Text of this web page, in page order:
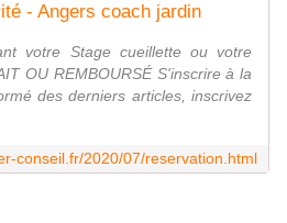
- Angers coach jardin
votre Stage cueillette ou votre
OU REMBOURSÉ S'inscrire à la
des derniers articles, inscrivez
conseil.fr/2020/07/reservation.html